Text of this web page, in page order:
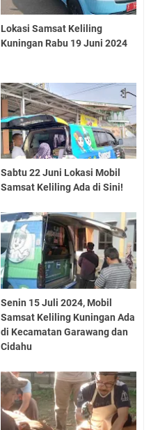
Lokasi Samsat Keliling
Kuningan Rabu 19 Juni 2024
Sabtu 22 Juni Lokasi Mobil
Samsat Keliling Ada di Sini!
Senin 15 Juli 2024, Mobil
Samsat Keliling Kuningan Ada
di Kecamatan Garawang dan
Cidahu